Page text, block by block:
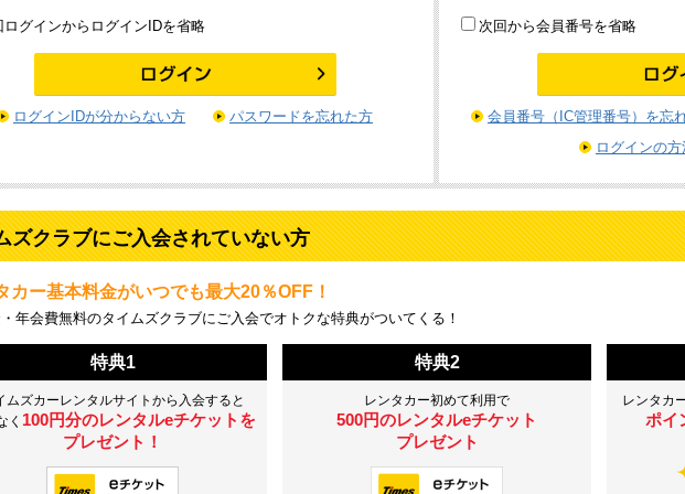
ログインからログインIDを省略
ログインIDが分からない方 パスワードを忘れた方
次回から会員番号を省略
会員番号（IC管理番号）を忘
ログインの
ズクラブにご入会されていない方
カー基本料金がいつでも最大20％OFF！
年会費無料のタイムズクラブにご入会でオトクな特典がついてくる！
特典1
ムズカーレンタルサイトから入会すると
く 100円分のレンタルeチケットを
プレゼント！
特典2
レンタカー初めて利用で
500円のレンタルeチケット
プレゼント
レンタカ
ポイ